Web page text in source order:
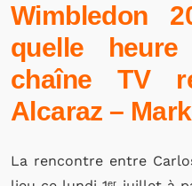
Wimbledon
quelle
chaîne TV
Alcaraz –
La rencontre entre